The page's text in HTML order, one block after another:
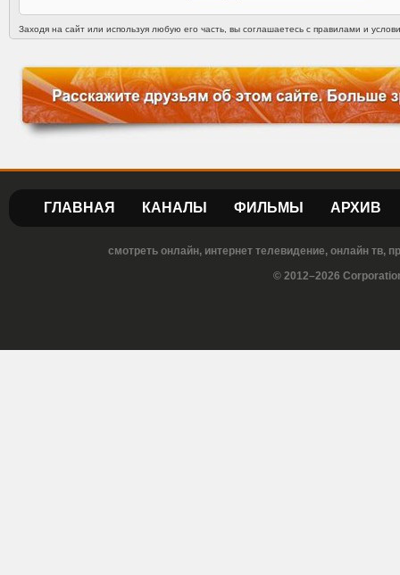
Заходя на сайт или используя любую его часть, вы соглашаетесь с правилами и
ГЛАВНАЯ КАНАЛЫ ФИЛЬМЫ АРХИВ
смотреть онлайн, интернет телевидение, онлайн тв,
© 2012–2026